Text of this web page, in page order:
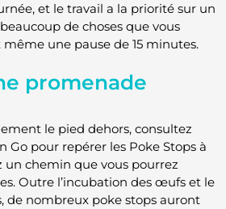
et le travail a la priorité sur un
de choses que vous
une pause de 15 minutes.
promenade
le pied dehors, consultez
Go pour repérer les Poke Stops à
chemin que vous pourrez
Outre l’incubation des œufs et le
de nombreux poke stops auront